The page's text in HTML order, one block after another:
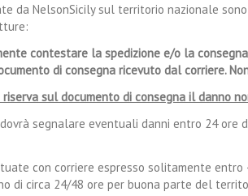
da NelsonSicily sul territorio nazionale sono
contestare la spedizione e/o la consegna
di consegna ricevuto dal corriere.
sul documento di consegna il danno
segnalare eventuali danni entro 24
con corriere espresso solitamente
di circa 24/48 ore per buona parte del